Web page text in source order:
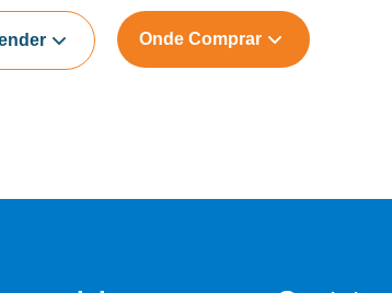
Onde Comprar